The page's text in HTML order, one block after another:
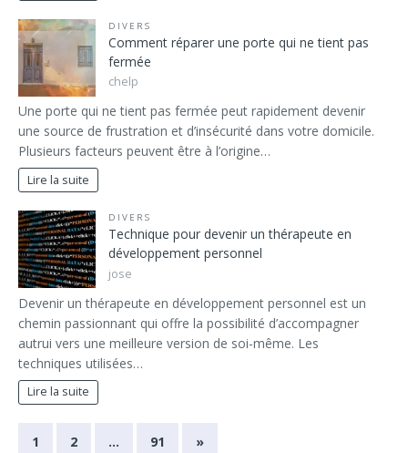
DIVERS
Comment réparer une porte qui ne tient pas
fermée
chelp
Une porte qui ne tient pas fermée peut rapidement devenir
une source de frustration et d’insécurité dans votre domicile.
Plusieurs facteurs peuvent être à l’origine…
Lire la suite
DIVERS
Technique pour devenir un thérapeute en
développement personnel
jose
Devenir un thérapeute en développement personnel est un
chemin passionnant qui offre la possibilité d’accompagner
autrui vers une meilleure version de soi-même. Les
techniques utilisées…
Lire la suite
1 2 … 91 »